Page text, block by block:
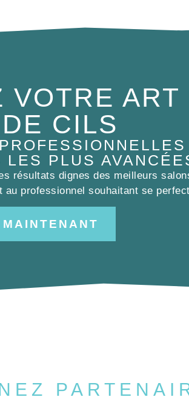
VOTRE ART
CILS
PLUS
résultats dignes des meilleurs
professionnel souhaitant se